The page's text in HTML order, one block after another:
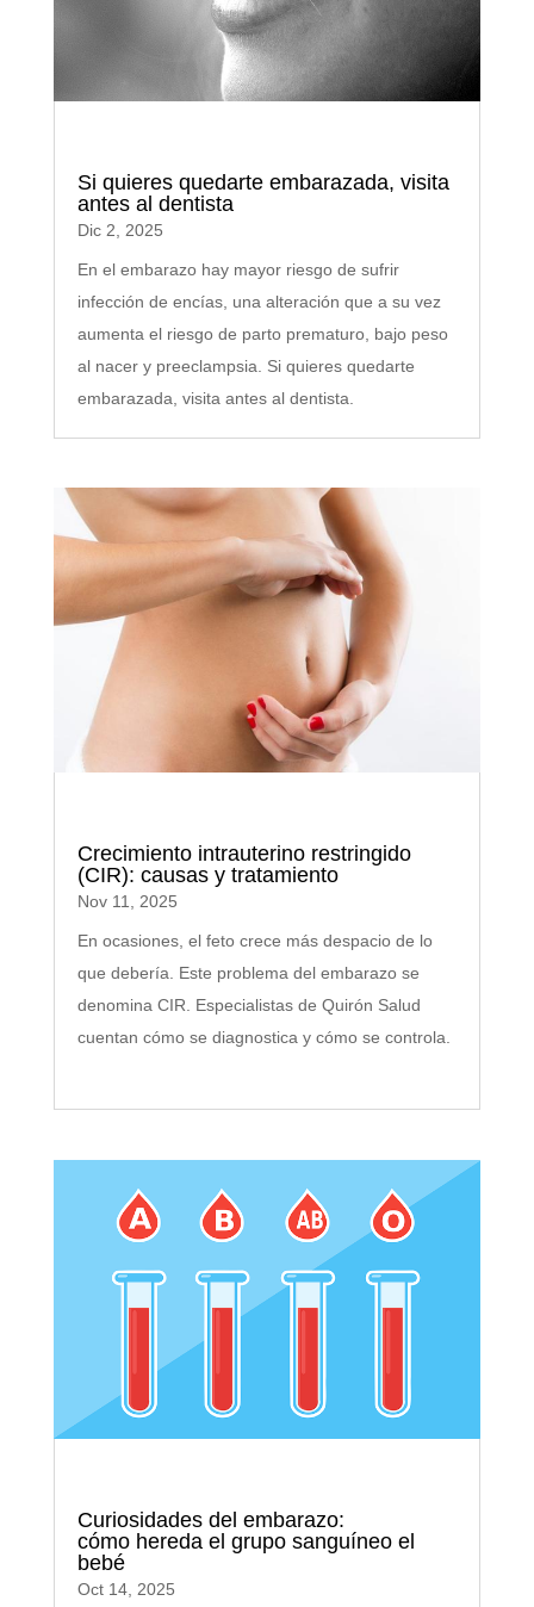
Si quieres quedarte embarazada, visita
antes al dentista
Dic 2, 2025
En el embarazo hay mayor riesgo de sufrir
infección de encías, una alteración que a su vez
aumenta el riesgo de parto prematuro, bajo peso
al nacer y preeclampsia. Si quieres quedarte
embarazada, visita antes al dentista.
Crecimiento intrauterino restringido
(CIR): causas y tratamiento
Nov 11, 2025
En ocasiones, el feto crece más despacio de lo
que debería. Este problema del embarazo se
denomina CIR. Especialistas de Quirón Salud
cuentan cómo se diagnostica y cómo se controla.
Curiosidades del embarazo:
cómo hereda el grupo sanguíneo el
bebé
Oct 14, 2025